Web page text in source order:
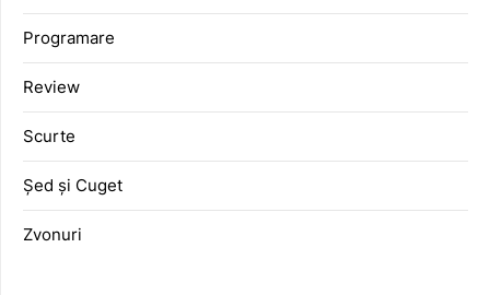
Programare
Review
Scurte
Șed și Cuget
Zvonuri